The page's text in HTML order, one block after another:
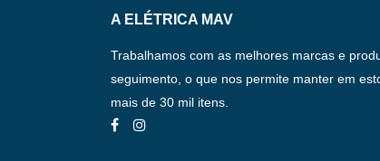
A ELÉTRICA MAV
Trabalhamos com as melhores marcas e
seguimento, o que nos permite manter em
mais de 30 mil itens.